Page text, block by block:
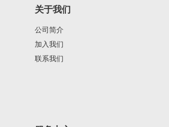
关于我们
公司简介
加入我们
联系我们